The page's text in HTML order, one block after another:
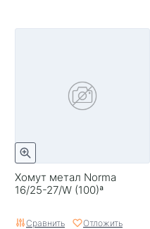
Хомут метал Norma
16/25-27/W (100)ª
Сравнить Отложить